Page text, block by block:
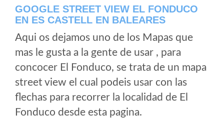
GOOGLE STREET VIEW EL FONDUCO
EN ES CASTELL EN BALEARES
Aqui os dejamos uno de los Mapas que
mas le gusta a la gente de usar , para
concocer El Fonduco, se trata de un mapa
street view el cual podeis usar con las
flechas para recorrer la localidad de El
Fonduco desde esta pagina.